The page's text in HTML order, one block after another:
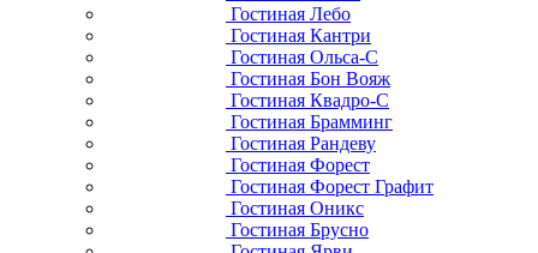
Гостиная Лебо
Гостиная Кантри
Гостиная Ольса-С
Гостиная Бон Вояж
Гостиная Квадро-С
Гостиная Брамминг
Гостиная Рандеву
Гостиная Форест
Гостиная Форест Графит
Гостиная Оникс
Гостиная Брусно